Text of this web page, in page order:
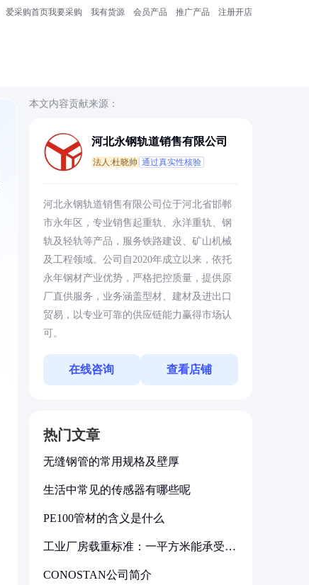
爱采购首页我要采购 我有货源 会员产品 推广产品 注册开店
本文内容贡献来源：
河北永钢轨道销售有限公司
法人:杜晓帅 通过真实性核验
河北永钢轨道销售有限公司位于河北省邯郸
市永年区，专业销售起重轨、永洋重轨、钢
轨及轻轨等产品，服务铁路建设、矿山机械
及工程领域。公司自2020年成立以来，依托
永年钢材产业优势，严格把控质量，提供原
厂直供服务，业务涵盖型材、建材及进出口
贸易，以专业可靠的供应链能力赢得市场认
可。
在线咨询 查看店铺
热门文章
无缝钢管的常用规格及壁厚
生活中常见的传感器有哪些呢
PE100管材的含义是什么
工业厂房载重标准：一平方米能承受多
CONOSTAN公司简介